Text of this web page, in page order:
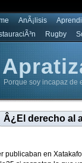
AnÃ¡lisis
Rugby
Porque soy incapaz de
Â¿El derecho al
publicaban en